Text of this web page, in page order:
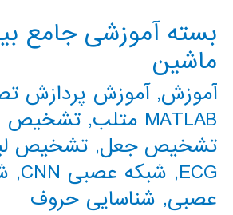
بسته آموزشی جامع
ماشین
آموزش,آموزش پردازش
MATLAB متلب
, تشخیص
تشخیص جعل, تشخیص
ECG
, شبکه عصبی CNN ,
عصبی, شناسایی حروف